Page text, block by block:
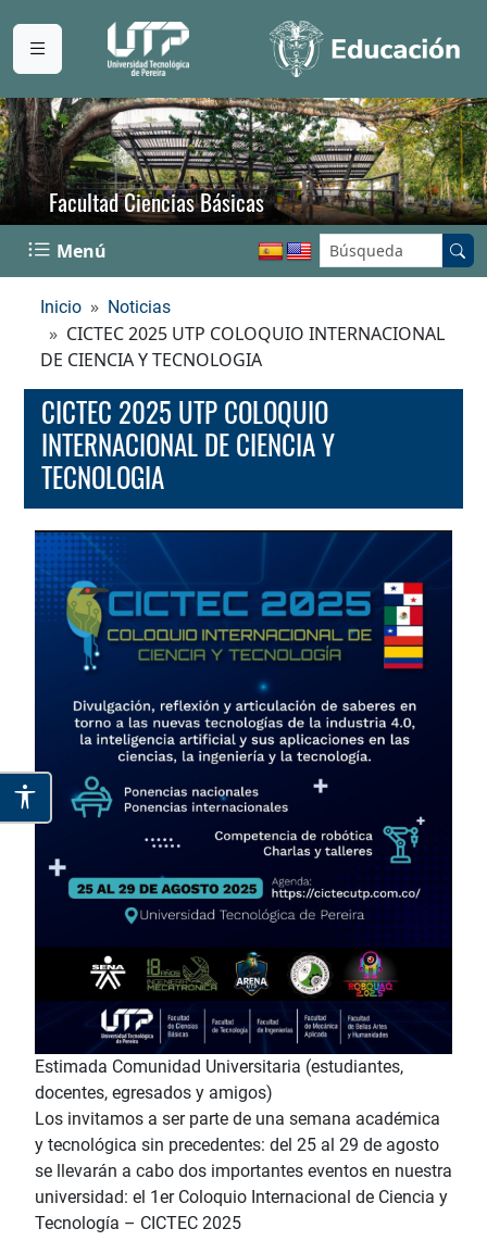
Facultad Ciencias Básicas
Menú Buscar en el sitio:
Inicio Noticias
CICTEC 2025 UTP COLOQUIO INTERNACIONAL
DE CIENCIA Y TECNOLOGIA
CICTEC 2025 UTP COLOQUIO
INTERNACIONAL DE CIENCIA Y
TECNOLOGIA
Estimada Comunidad Universitaria (estudiantes,
docentes, egresados y amigos)
Los invitamos a ser parte de una semana académica
y tecnológica sin precedentes: del 25 al 29 de agosto
se llevarán a cabo dos importantes eventos en nuestra
universidad: el 1er Coloquio Internacional de Ciencia y
Tecnología – CICTEC 2025